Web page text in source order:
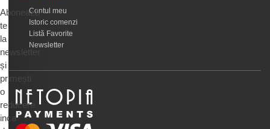
Contul meu
Istoric comenzi
Listă Favorite
Newsletter
Abonează-
te
la
newsletter
și
primești
o
reducere
inca